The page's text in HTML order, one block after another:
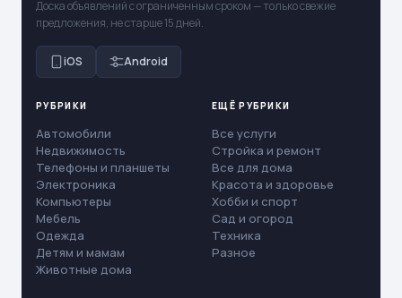
Доска объявлений с ограниченным сроком — только свежие
предложения, не старше 15 дней.
iOS Android
РУБРИКИ
Автомобили
Недвижимость
Телефоны и планшеты
Электроника
Компьютеры
Мебель
Одежда
Детям и мамам
Животные дома
ЕЩЁ РУБРИКИ
Все услуги
Стройка и ремонт
Все для дома
Красота и здоровье
Хобби и спорт
Сад и огород
Техника
Разное